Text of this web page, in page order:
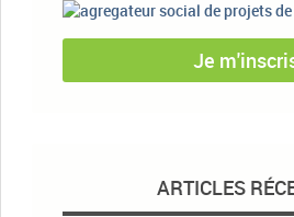
Je
ARTICLES